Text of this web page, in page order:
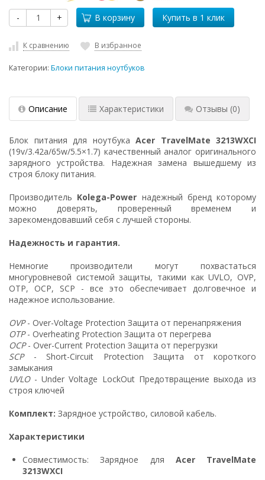
- + В корзину
К сравнению В избранное
Категории: Блоки питания ноутбуков
Описание Характеристики Отзывы (0)
Блок питания для ноутбука Acer TravelMate 3213WXCI
(19v/3.42a/65w/5.5×1.7) качественный аналог оригинального
зарядного устройства. Надежная замена вышедшему из
строя блоку питания.
Производитель Kolega-Power надежный бренд которому
можно доверять, проверенный временем и
зарекомендовавший себя с лучшей стороны.
Надежность и гарантия.
Немногие производители могут похвастаться
многуровневой системой защиты, такими как UVLO, OVP,
OTP, OCP, SCP - все это обеспечивает долговечное и
надежное использование.
OVP- Over-Voltage Protection Защита от перенапряжения
OTP- Overheating Protection Защита от перегрева
OCP- Over-Current Protection Защита от перегрузки
SCP- Short-Circuit Protection Защита от короткого
замыкания
UVLO- Under Voltage LockOut Предотвращение выхода из
строя ключей
Комплект: Зарядное устройство, силовой кабель.
Характеристики
Совместимость: Зарядное для Acer TravelMate
3213WXCI